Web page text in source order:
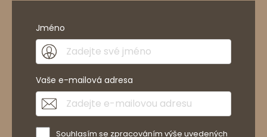
Jméno
Vaše e-mailová adresa
Souhlasím se zpracováním výše uvedených